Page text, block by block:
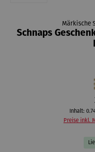
Märkische
Schnaps
Inhalt:
Preise inkl.